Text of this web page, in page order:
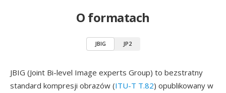
O formatach
JBIG JP2
JBIG (Joint Bi-level Image experts Group) to bezstratny
standard kompresji obrazów (ITU-T T.82) opublikowany w